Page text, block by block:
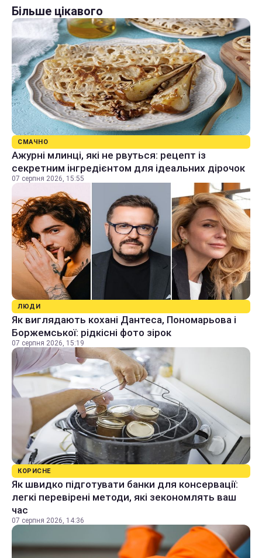
Більше цікавого
СМАЧНО
Ажурні млинці, які не рвуться: рецепт із
секретним інгредієнтом для ідеальних дірочок
07 серпня 2026, 15:55
ЛЮДИ
Як виглядають кохані Дантеса, Пономарьова і
Боржемської: рідкісні фото зірок
07 серпня 2026, 15:19
КОРИСНЕ
Як швидко підготувати банки для консервації:
легкі перевірені методи, які зекономлять ваш
час
07 серпня 2026, 14:36